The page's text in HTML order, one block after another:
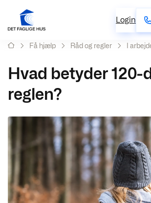
Login
Få hjælp Råd og regler I
Hvad betyder 120-
reglen?